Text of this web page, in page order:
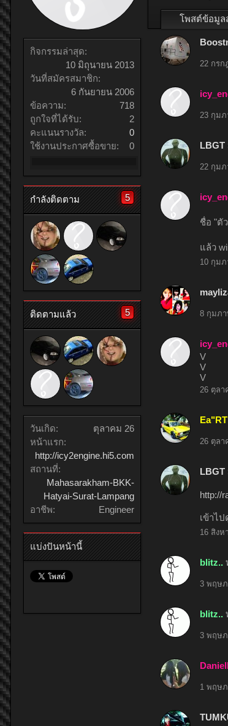
กิจกรรมล่าสุด:
10 มิถุนายน 2013
วันที่สมัครสมาชิก:
6 กันยายน 2006
ข้อความ:
718
ถูกใจที่ได้รับ:
2
คะแนนรางวัล:
0
ใช้งานประกาศซื้อขาย:
0
กำลังติดตาม 5
ติดตามแล้ว 5
วันเกิด:
ตุลาคม 26
หน้าแรก:
http://icy2engine.hi5.com
สถานที่:
Mahasarakham-BKK-
Hatyai-Surat-Lampang
อาชีพ:
Engineer
แบ่งปันหน้านี้
โพสต์ข้อมูล
22 กรก
23 กุมภ
LBGT
22 กุมภ
ชื่อ "ตั
แล้ว
10 กุม
8 กุมภ
V
V
V
26 ตุลา
26 ตุลา
LBGT
http://
เข้าไ
16 สิงห
blitz..
3 พฤษ
blitz..
3 พฤษ
1 พฤษ